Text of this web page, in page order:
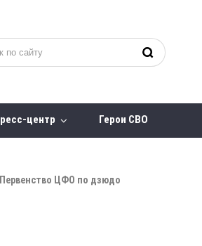
Пресс-центр Герои СВО
Первенство ЦФО по дзюдо